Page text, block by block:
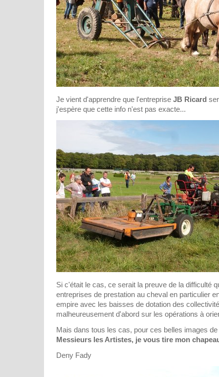
Je vient d'apprendre que l'entreprise JB Ricard
j'espère que cette info n'est pas exacte...
Si c'était le cas, ce serait la preuve de la difficulté
entreprises de prestation au cheval en particulier
empire avec les baisses de dotation des
malheureusement d'abord sur les opérations à
Mais dans tous les cas, pour ces belles images
Messieurs les Artistes, je vous tire mon
Deny Fady